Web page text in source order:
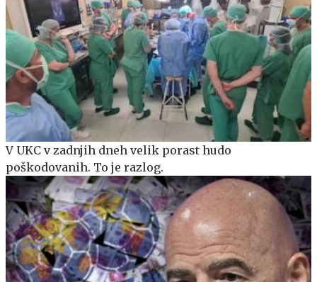
V UKC v zadnjih dneh velik porast hudo
poškodovanih. To je razlog.